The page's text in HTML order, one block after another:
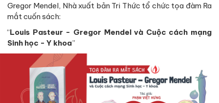
Gregor Mendel, Nhà xuất bản Tri Thức tổ chức tọa đàm Ra
mắt cuốn sách:
“Louis Pasteur - Gregor Mendel và Cuộc cách mạng
Sinh học - Y khoa”